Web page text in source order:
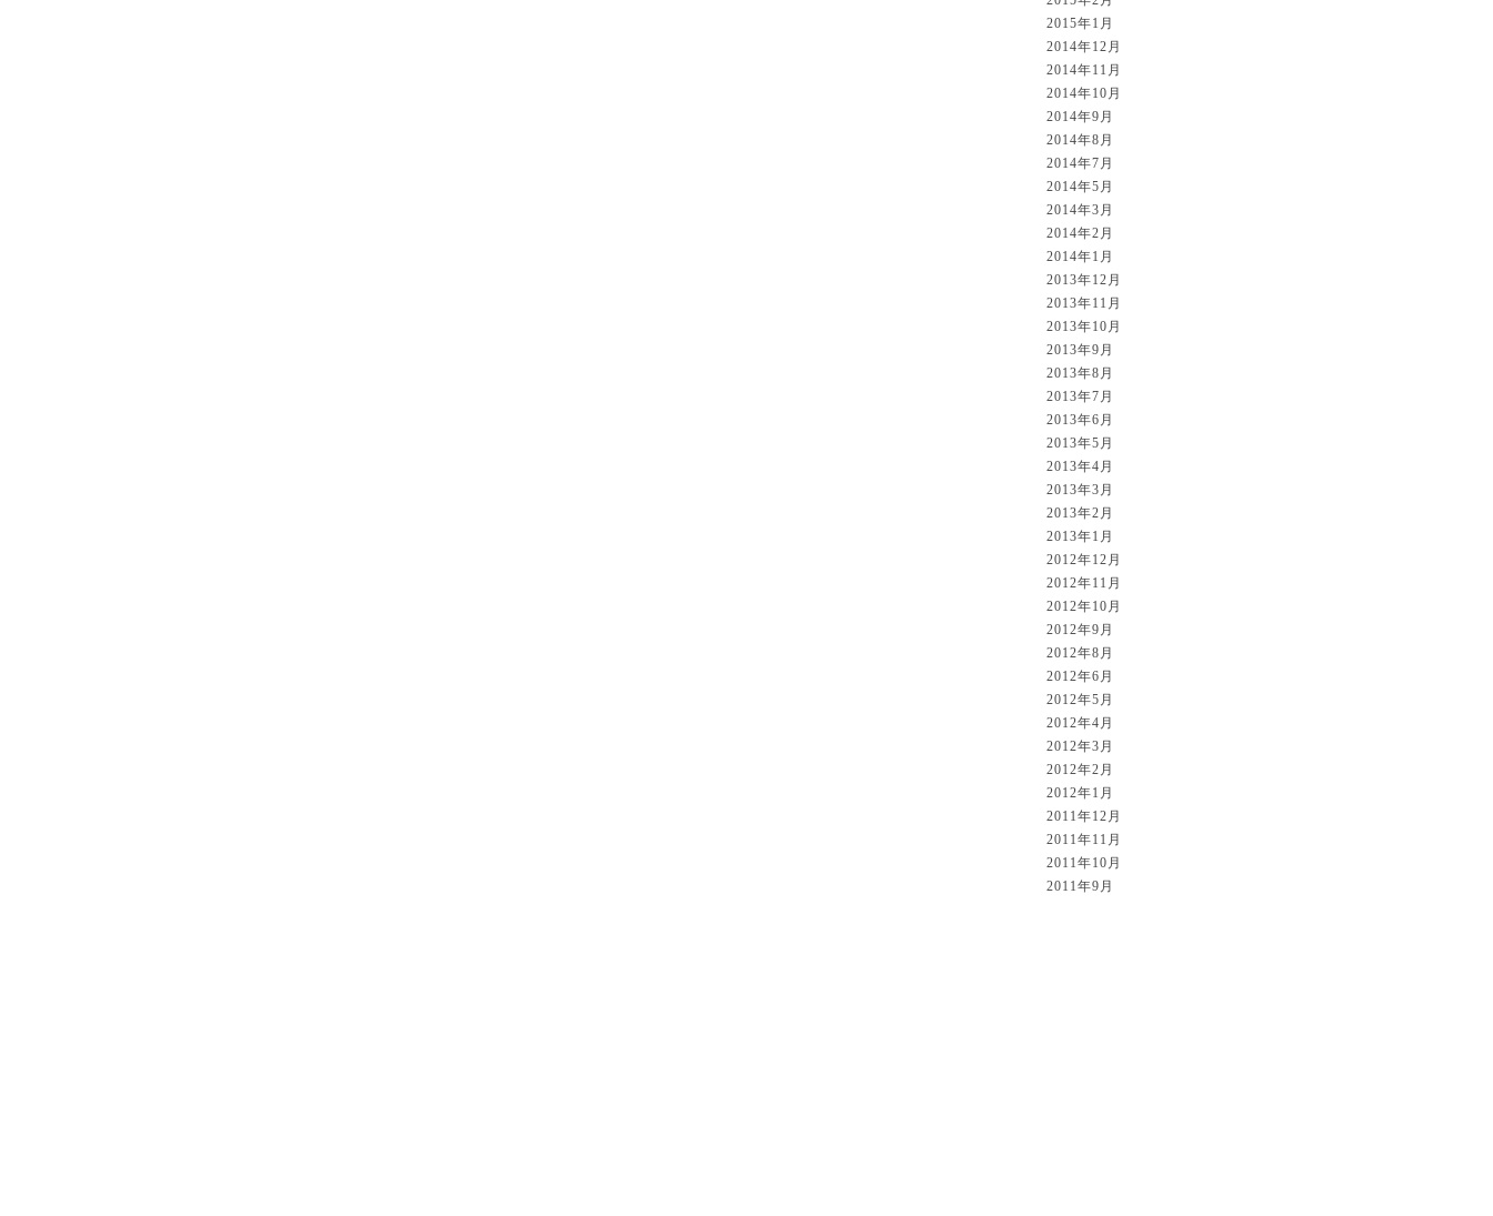
2015年1月
2014年12月
2014年11月
2014年10月
2014年9月
2014年8月
2014年7月
2014年5月
2014年3月
2014年2月
2014年1月
2013年12月
2013年11月
2013年10月
2013年9月
2013年8月
2013年7月
2013年6月
2013年5月
2013年4月
2013年3月
2013年2月
2013年1月
2012年12月
2012年11月
2012年10月
2012年9月
2012年8月
2012年6月
2012年5月
2012年4月
2012年3月
2012年2月
2012年1月
2011年12月
2011年11月
2011年10月
2011年9月